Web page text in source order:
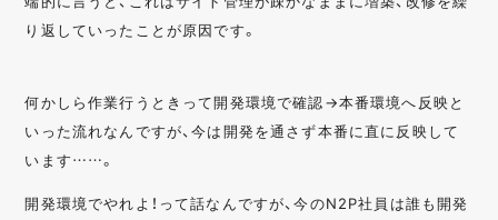
り返していったことが原因です。
何かしら作業行うときって開発環境で確認→本番環境へ反映と
いった流れなんですが、今は開発を通さず本番に直に反映して
います……。
開発環境でやれよ！って話なんですが、今のN2P社員は誰も開発